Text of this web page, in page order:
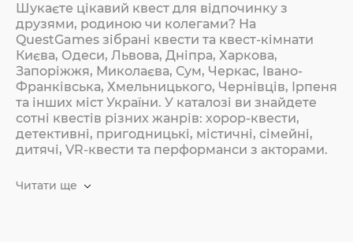
Шукаєте цікавий квест для відпочинку з
друзями, родиною чи колегами? На
QuestGames зібрані квести та квест-кімнати
Києва, Одеси, Львова, Дніпра, Харкова,
Запоріжжя, Миколаєва, Сум, Черкас, Івано-
Франківська, Хмельницького, Чернівців, Ірпеня
та інших міст України. У каталозі ви знайдете
сотні квестів різних жанрів: хорор-квести,
детективні, пригодницькі, містичні, сімейні,
дитячі, VR-квести та перформанси з акторами.
Читати ще